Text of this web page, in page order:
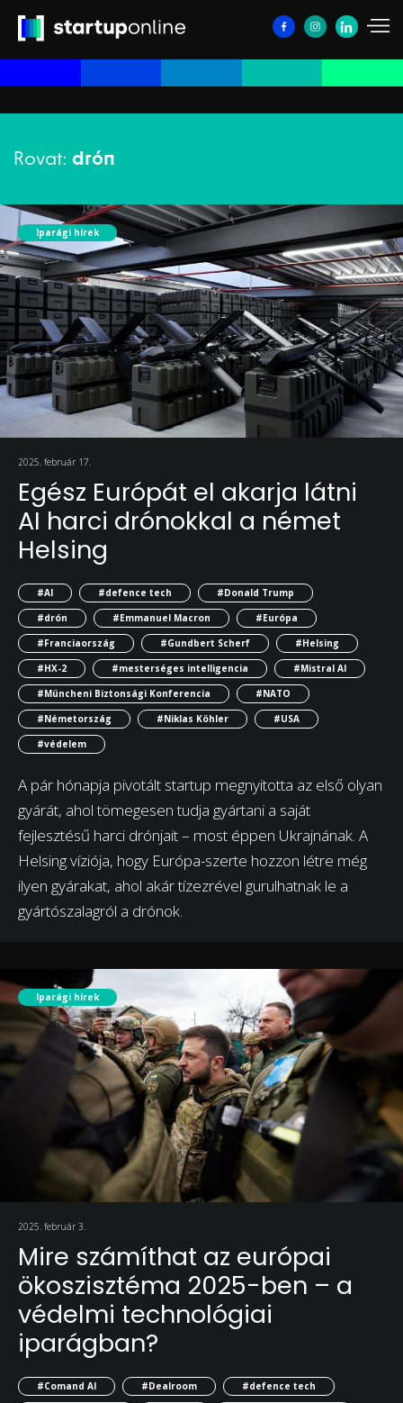
Rovat: drón
Iparági hírek
2025. február 17.
Egész Európát el akarja látni
AI harci drónokkal a német
Helsing
#AI #defence tech
#Donald Trump
#drón
#Emmanuel Macron
#Európa
#Franciaország
#Gundbert Scherf
#Helsing
#HX-2
#mesterséges intelligencia
#Mistral AI
#Müncheni Biztonsági Konferencia
#NATO
#Németország
#Niklas Köhler
#USA
#védelem
A pár hónapja pivotált startup megnyitotta az első olyan
gyárát, ahol tömegesen tudja gyártani a saját
fejlesztésű harci drónjait – most éppen Ukrajnának. A
Helsing víziója, hogy Európa-szerte hozzon létre még
ilyen gyárakat, ahol akár tízezrével gurulhatnak le a
gyártószalagról a drónok.
Iparági hírek
2025. február 3.
Mire számíthat az európai
ökoszisztéma 2025-ben – a
védelmi technológiai
iparágban?
#Comand AI #Dealroom
#defence tech